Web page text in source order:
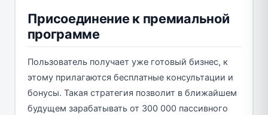
Присоединение к премиальной
программе
Пользователь получает уже готовый бизнес, к
этому прилагаются бесплатные консультации и
бонусы. Такая стратегия позволит в ближайшем
будущем зарабатывать от 300 000 пассивного